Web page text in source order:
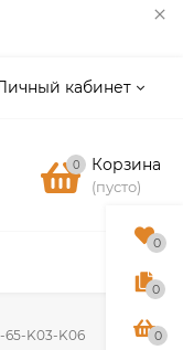
кабинет
0 Корзина
(пусто)
65-K03-K06
0
0
0